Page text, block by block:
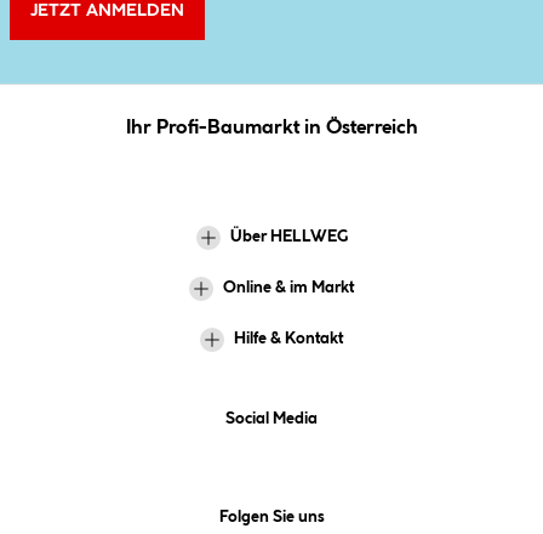
JETZT ANMELDEN
Ihr Profi-Baumarkt in Österreich
Über HELLWEG
Online & im Markt
Hilfe & Kontakt
Social Media
Folgen Sie uns